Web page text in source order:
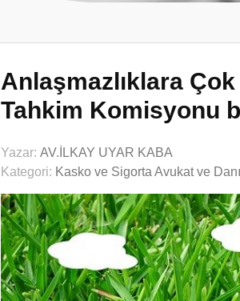
Anlaşmazlıklara Çok
Tahkim Komisyonu
Yazar: AV.İLKAY UYAR KABA
Kategori: Kasko ve Sigorta Avukat ve